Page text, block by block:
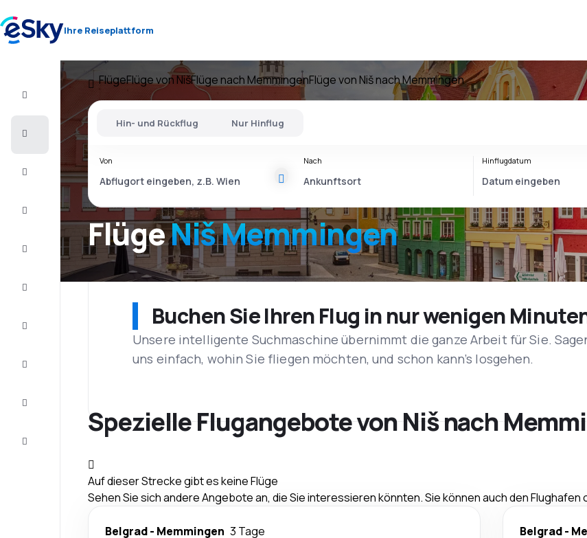
Ihre Reiseplattform
Kurzurlaub
FlügeFlüge von NišFlüge nach MemmingenFlüge von Niš nach Memmingen
FlügeNiš Memmingen
Hin- und Rückflug Nur Hinflug
Von Nach Hinflugdatum
Buchen Sie Ihren Flug in nur wenigen
Unsere intelligente Suchmaschine übernimmt die ganze Arbeit für Sie.
uns einfach, wohin Sie fliegen möchten, und schon kann’s losgehen.
Spezielle Flugangebote von Niš nach
Auf dieser Strecke gibt es keine Flüge
Sehen Sie sich andere Angebote an, die Sie interessieren könnten. Sie können auch den
Belgrad- Memmingen 3 Tage Belgrad-